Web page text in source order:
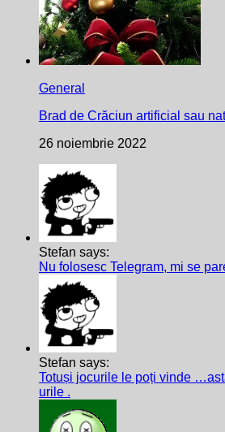
General
Brad de Crăciun artificial sau
26 noiembrie 2022
Stefan says:
Nu folosesc Telegram, mi se
Stefan says:
Totuși jocurile le poți vinde
urile .